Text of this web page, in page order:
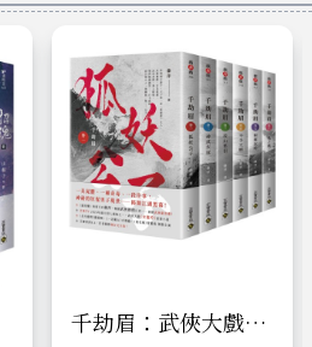
千劫眉：武俠大戲